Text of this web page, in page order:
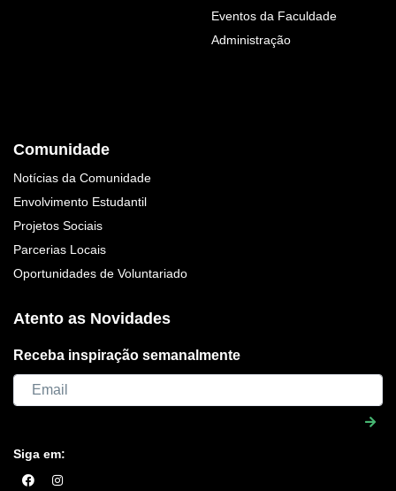
Eventos da Faculdade
Administração
Comunidade
Notícias da Comunidade
Envolvimento Estudantil
Projetos Sociais
Parcerias Locais
Oportunidades de Voluntariado
Atento as Novidades
Receba inspiração semanalmente
Siga em: